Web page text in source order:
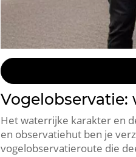
Het waterrijke karakter en
en observatiehut ben je
vogelobservatieroute die